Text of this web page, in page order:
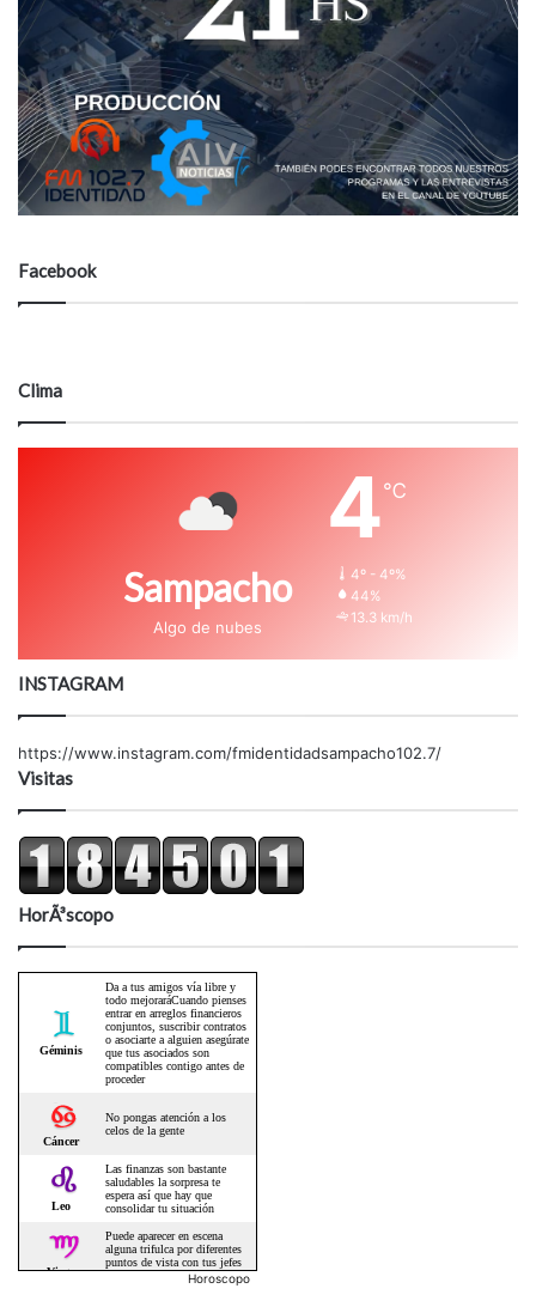
Facebook
Clima
Sampacho
Algo de nubes
4℃
4º - 4º%
44%
13.3 km/h
INSTAGRAM
https://www.instagram.com/fmidentidadsampacho102.7/
Visitas
HorÃ³scopo
Horoscopo